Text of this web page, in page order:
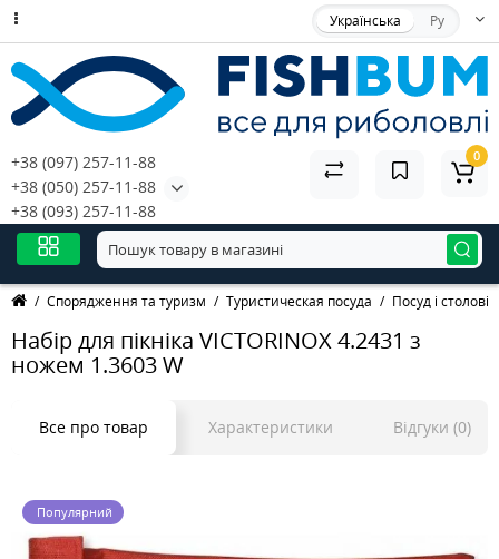
Українська Ру
+38 (097) 257-11-88
+38 (050) 257-11-88
+38 (093) 257-11-88
0
Спорядження та туризм Туристическая посуда Посуд і столові
Набір для пікніка VICTORINOX 4.2431 з
ножем 1.3603 W
Все про товар Характеристики Відгуки (0)
Популярний